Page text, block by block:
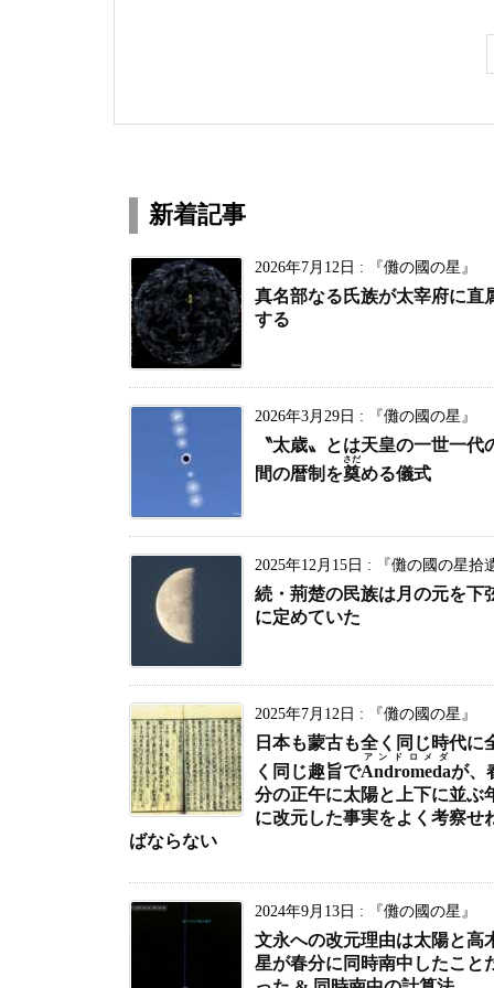
新着記事
2026年7月12日 : 『儺の國の星』
真名部なる氏族が太宰府に直
する
2026年3月29日 : 『儺の國の星』
〝太歳〟とは天皇の一世一代
間の暦制を奠
さだ
める儀式
2025年12月15日 : 『儺の國の星拾
続・荊楚の民族は月の元を下
に定めていた
2025年7月12日 : 『儺の國の星』
日本も蒙古も全く同じ時代に
く同じ趣旨でAndromeda
アンドロメダ
が、
分の正午に太陽と上下に並ぶ
に改元した事実をよく考察せ
ばならない
2024年9月13日 : 『儺の國の星』
文永への改元理由は太陽と高
星が春分に同時南中したこと